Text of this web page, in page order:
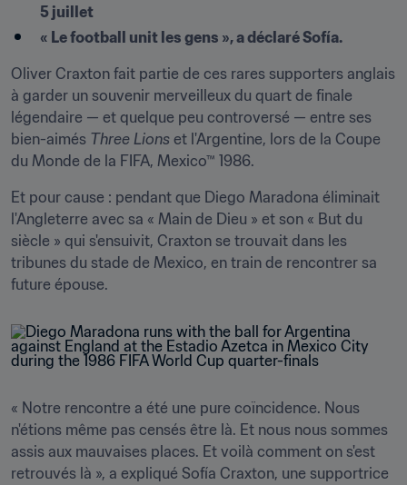
5 juillet
« Le football unit les gens », a déclaré Sofía.
Oliver Craxton fait partie de ces rares supporters anglais
à garder un souvenir merveilleux du quart de finale
légendaire — et quelque peu controversé — entre ses
bien-aimés Three Lions et l'Argentine, lors de la Coupe
du Monde de la FIFA, Mexico™ 1986.
Et pour cause : pendant que Diego Maradona éliminait
l'Angleterre avec sa « Main de Dieu » et son « But du
siècle » qui s'ensuivit, Craxton se trouvait dans les
tribunes du stade de Mexico, en train de rencontrer sa
future épouse.
« Notre rencontre a été une pure coïncidence. Nous
n'étions même pas censés être là. Et nous nous sommes
assis aux mauvaises places. Et voilà comment on s'est
retrouvés là », a expliqué Sofía Craxton, une supportrice